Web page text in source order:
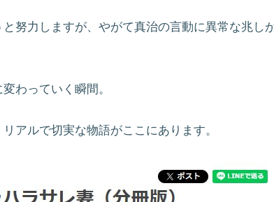
努力しますが、やがて真治の言動に異常な兆し
わっていく瞬間。
アルで切実な物語がここにあります。